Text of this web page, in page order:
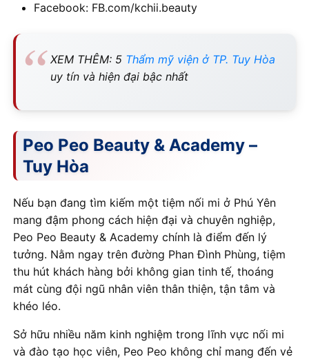
Facebook: FB.com/kchii.beauty
XEM THÊM: 5 Thẩm mỹ viện ở TP. Tuy Hòa
uy tín và hiện đại bậc nhất
Peo Peo Beauty & Academy –
Tuy Hòa
Nếu bạn đang tìm kiếm một tiệm nối mi ở Phú Yên
mang đậm phong cách hiện đại và chuyên nghiệp,
Peo Peo Beauty & Academy chính là điểm đến lý
tưởng. Nằm ngay trên đường Phan Đình Phùng, tiệm
thu hút khách hàng bởi không gian tinh tế, thoáng
mát cùng đội ngũ nhân viên thân thiện, tận tâm và
khéo léo.
Sở hữu nhiều năm kinh nghiệm trong lĩnh vực nối mi
và đào tạo học viên, Peo Peo không chỉ mang đến vẻ